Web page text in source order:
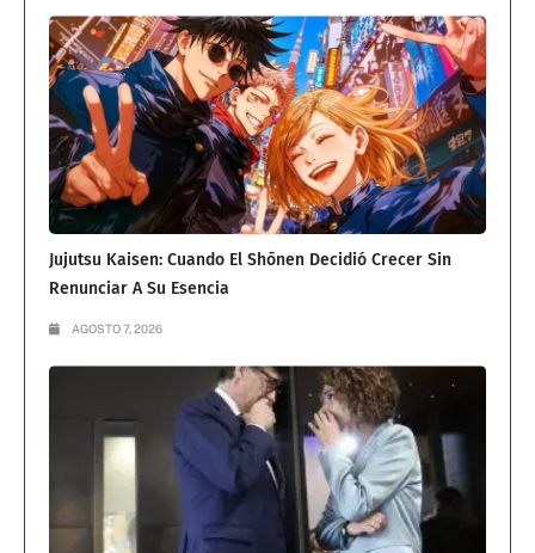
Jujutsu Kaisen: Cuando El Shōnen Decidió Crecer Sin
Renunciar A Su Esencia
AGOSTO 7, 2026